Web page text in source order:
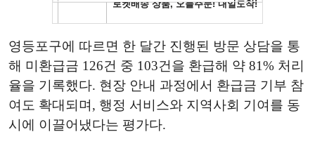
영등포구에 따르면 한 달간 진행된 방문 상담을 통
해 미환급금 126건 중 103건을 환급해 약 81% 처리
율을 기록했다. 현장 안내 과정에서 환급금 기부 참
여도 확대되며, 행정 서비스와 지역사회 기여를 동
시에 이끌어냈다는 평가다.